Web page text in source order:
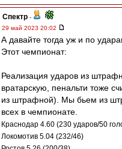
Спектр -
29 май 2023 20:02
А давайте тогда уж и по
Этот чемпионат:
Реализация ударов из
вратарскую, пенальти тоже
из штрафной). Мы бьем из
всех в чемпионате.
Краснодар 4.60 (230 ударов/50
Локомотив 5.04 (232/46)